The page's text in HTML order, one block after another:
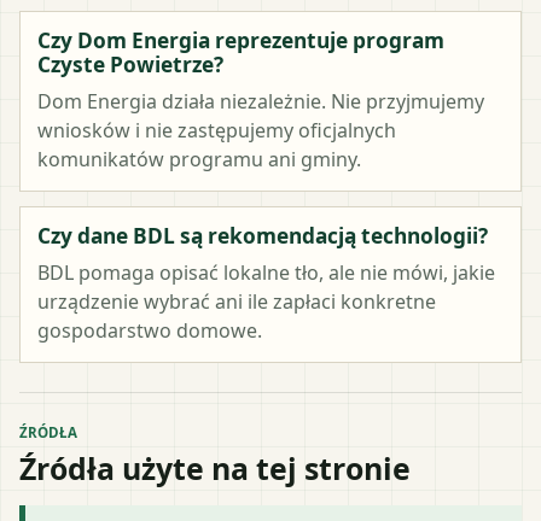
Czy Dom Energia reprezentuje program
Czyste Powietrze?
Dom Energia działa niezależnie. Nie przyjmujemy
wniosków i nie zastępujemy oficjalnych
komunikatów programu ani gminy.
Czy dane BDL są rekomendacją technologii?
BDL pomaga opisać lokalne tło, ale nie mówi, jakie
urządzenie wybrać ani ile zapłaci konkretne
gospodarstwo domowe.
ŹRÓDŁA
Źródła użyte na tej stronie